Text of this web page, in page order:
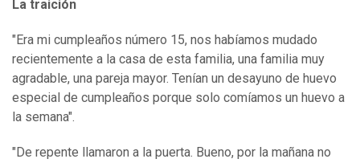
La traición
"Era mi cumpleaños número 15, nos habíamos mudado
recientemente a la casa de esta familia, una familia muy
agradable, una pareja mayor. Tenían un desayuno de huevo
especial de cumpleaños porque solo comíamos un huevo a
la semana".
"De repente llamaron a la puerta. Bueno, por la mañana no